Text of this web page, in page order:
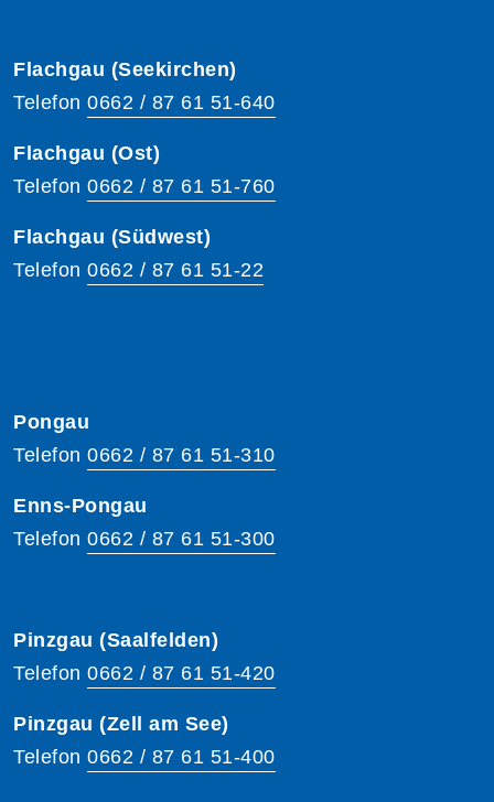
Flachgau (Seekirchen)
Telefon 0662 / 87 61 51-640
Flachgau (Ost)
Telefon 0662 / 87 61 51-760
Flachgau (Südwest)
Telefon 0662 / 87 61 51-22
Pongau
Telefon 0662 / 87 61 51-310
Enns-Pongau
Telefon 0662 / 87 61 51-300
Pinzgau (Saalfelden)
Telefon 0662 / 87 61 51-420
Pinzgau (Zell am See)
Telefon 0662 / 87 61 51-400